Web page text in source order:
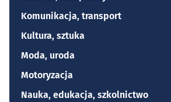
Komunikacja, transport
Kultura, sztuka
Moda, uroda
Motoryzacja
Nauka, edukacja, szkolnictwo